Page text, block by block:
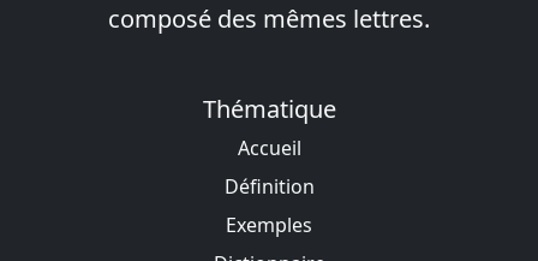
composé des mêmes lettres.
Thématique
Accueil
Définition
Exemples